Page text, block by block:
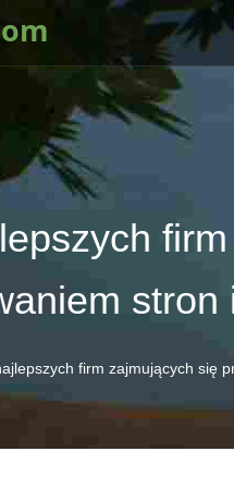
firm zajmujących się